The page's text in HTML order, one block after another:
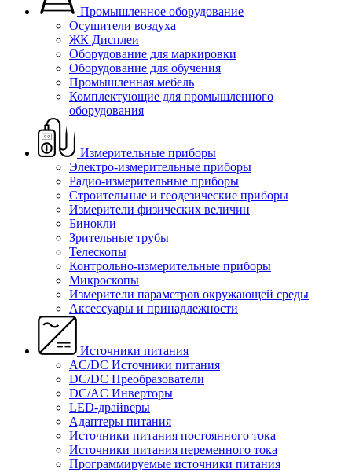
Промышленное оборудование
Осушители воздуха
ЖК Дисплеи
Оборудование для маркировки
Оборудование для обучения
Промышленная мебель
Комплектующие для промышленного
оборудования
Измерительные приборы
Электро-измерительные приборы
Радио-измерительные приборы
Строительные и геодезические приборы
Измерители физических величин
Бинокли
Зрительные трубы
Телескопы
Контрольно-измерительные приборы
Микроскопы
Измерители параметров окружающей среды
Аксессуары и принадлежности
Источники питания
AC/DC Источники питания
DC/DC Преобразователи
DC/AC Инверторы
LED-драйверы
Адаптеры питания
Источники питания постоянного тока
Источники питания переменного тока
Программируемые источники питания